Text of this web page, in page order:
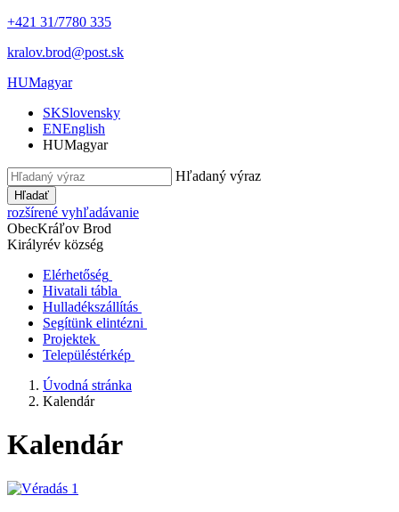
+421 31/7780 335
kralov.brod@post.sk
HUMagyar
SKSlovensky
ENEnglish
HUMagyar
Hľadaný výraz
Hľadať
rozšírené vyhľadávanie
ObecKráľov Brod
Királyrév község
Elérhetőség
Hivatali tábla
Hulladékszállítás
Segítünk elintézni
Projektek
Településtérkép
Úvodná stránka
Kalendár
Kalendár